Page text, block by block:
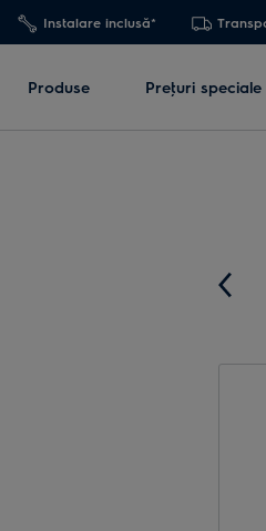
Instalare inclusă*
Produse Preţuri speciale